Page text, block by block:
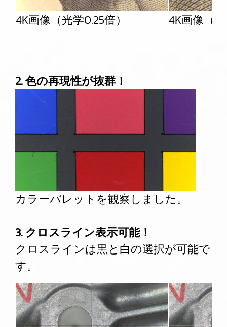
4K画像（光学0.25倍） 4K画像（
2. 色の再現性が抜群！
カラーパレットを観察しました。
3. クロスライン表示可能！
クロスラインは黒と白の選択が可能で
す。